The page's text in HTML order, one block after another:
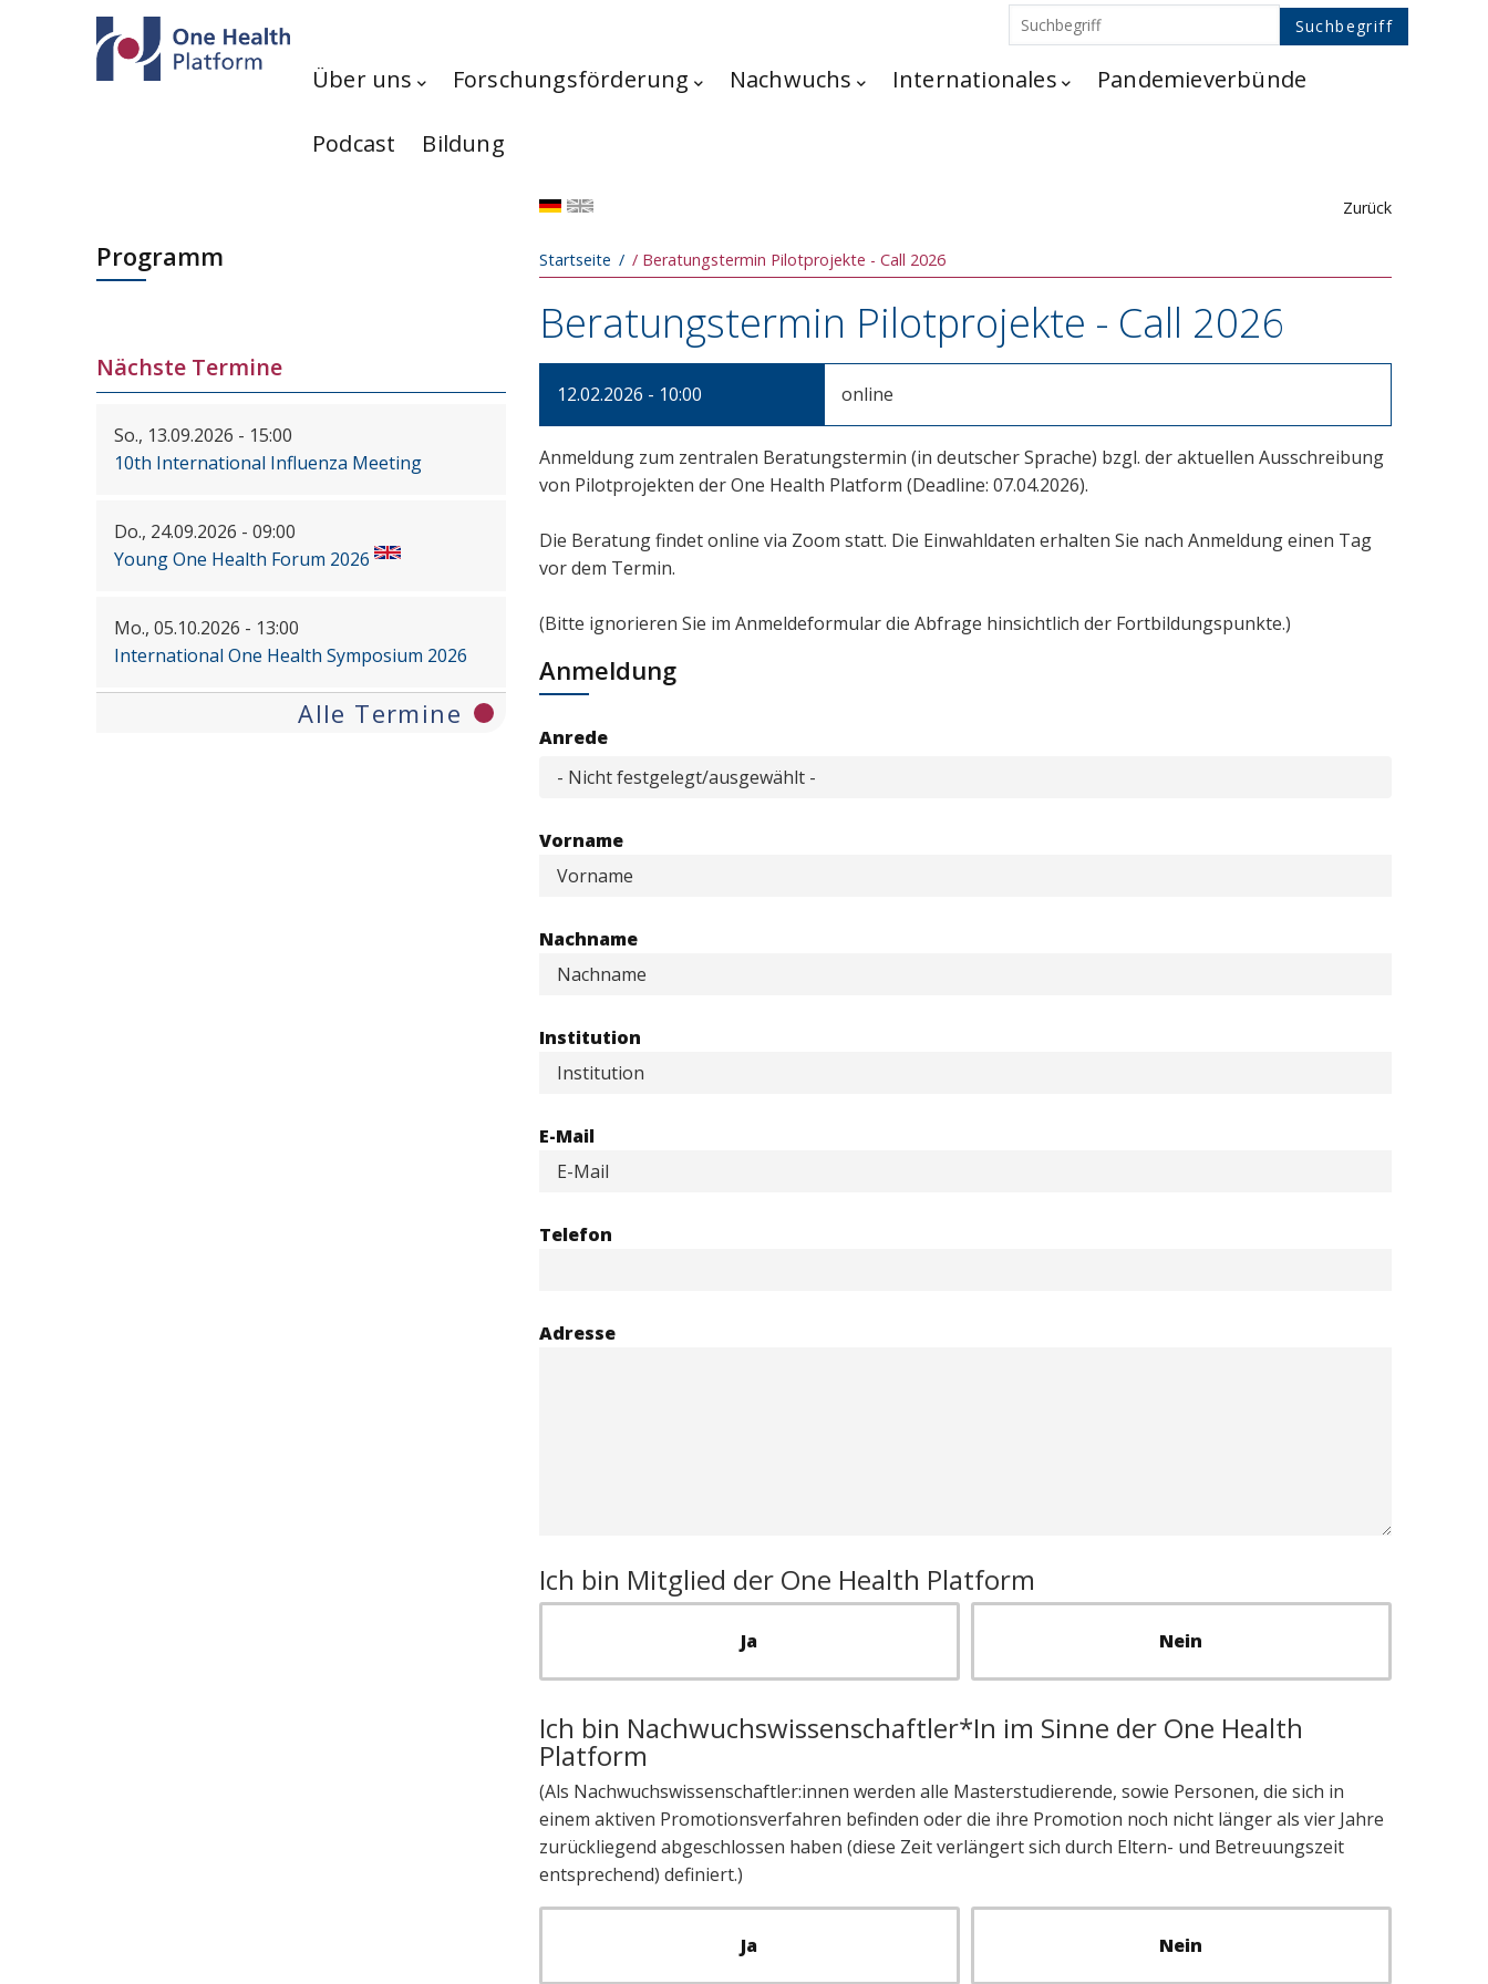
Direkt zum Inhalt
Über uns Forschungsförderung Nachwuchs Internationales Pandemieverbünde
Podcast Bildung
Zurück
Pfadnavigation
Startseite Beratungstermin Pilotprojekte - Call 2026
Beratungstermin Pilotprojekte - Call 2026
12.02.2026 - 10:00 online
Anmeldung zum zentralen Beratungstermin (in deutscher Sprache) bzgl. der aktuellen Ausschreibung
von Pilotprojekten der One Health Platform (Deadline: 07.04.2026).
Die Beratung findet online via Zoom statt. Die Einwahldaten erhalten Sie nach Anmeldung einen Tag
vor dem Termin.
(Bitte ignorieren Sie im Anmeldeformular die Abfrage hinsichtlich der Fortbildungspunkte.)
Anmeldung
Anrede
Vorname
Nachname
Institution
E-Mail
Telefon
Adresse
Ich bin Mitglied der One Health Platform
Ja Nein
Ich bin Nachwuchswissenschaftler*In im Sinne der One Health
Platform
(Als Nachwuchswissenschaftler:innen werden alle Masterstudierende, sowie Personen, die sich in
einem aktiven Promotionsverfahren befinden oder die ihre Promotion noch nicht länger als vier Jahre
zurückliegend abgeschlossen haben (diese Zeit verlängert sich durch Eltern- und Betreuungszeit
entsprechend) definiert.)
Ja Nein
Programm
Nächste Termine
So., 13.09.2026 - 15:00
10th International Influenza Meeting
Do., 24.09.2026 - 09:00
Young One Health Forum 2026
Mo., 05.10.2026 - 13:00
International One Health Symposium 2026
Alle Termine